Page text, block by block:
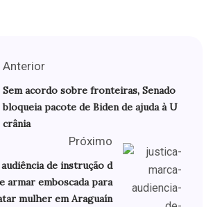
Anterior
Sem acordo sobre fronteiras, Senado
bloqueia pacote de Biden de ajuda à U
crânia
Próximo
de instrução d
armar emboscada para
mulher em Araguaín